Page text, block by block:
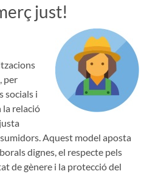
just!
per
socials i
relació
Aquest model aposta
dignes, el respecte pels
de gènere i la protecció del